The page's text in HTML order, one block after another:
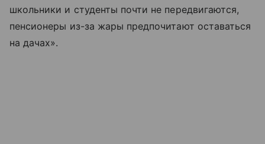
школьники и студенты почти не передвигаются,
пенсионеры из-за жары предпочитают оставаться
на дачах».